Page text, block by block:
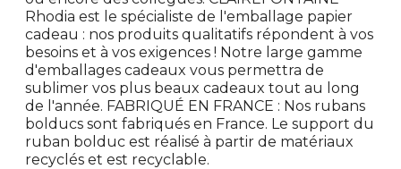
Rhodia est le spécialiste de l'emballage papier
cadeau : nos produits qualitatifs répondent à vos
besoins et à vos exigences ! Notre large gamme
d'emballages cadeaux vous permettra de
sublimer vos plus beaux cadeaux tout au long
de l'année. FABRIQUÉ EN FRANCE : Nos rubans
bolducs sont fabriqués en France. Le support du
ruban bolduc est réalisé à partir de matériaux
recyclés et est recyclable.